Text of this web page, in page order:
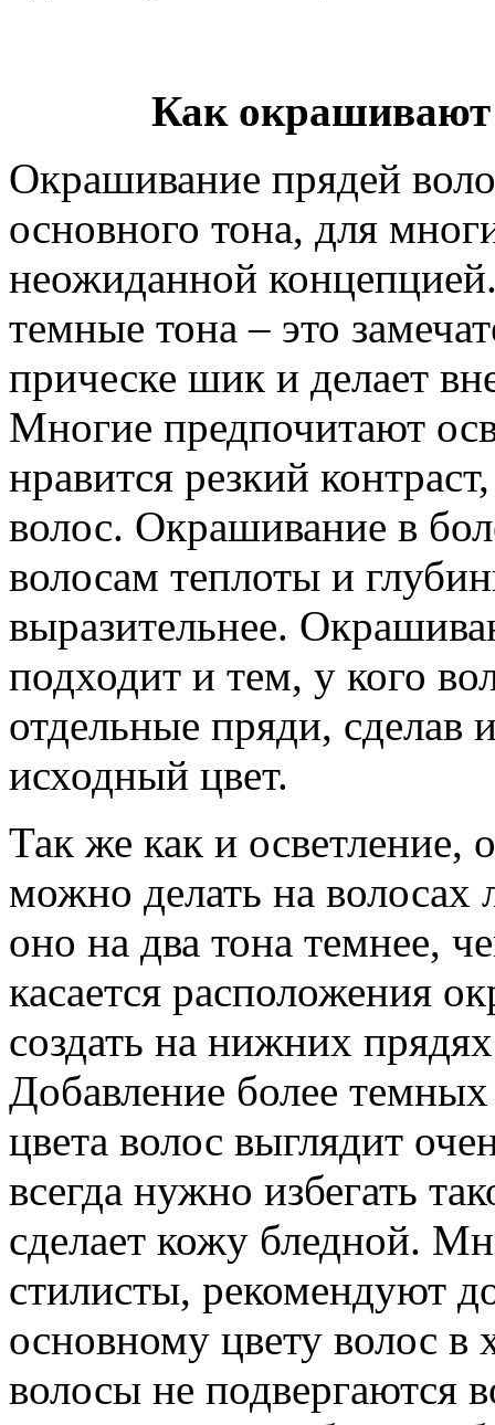
Как окрашивают
Окрашивание прядей
основного тона, для
неожиданной
темные тона – это
прическе шик и делает
Многие предпочитают
нравится резкий
волос. Окрашивание в
волосам теплоты и
выразительнее.
подходит и тем, у кого
отдельные пряди, сделав
исходный цвет.
Так же как и осветление,
можно делать на волосах
оно на два тона темнее,
касается расположения
создать на нижних
Добавление более
цвета волос выглядит
всегда нужно избегать
сделает кожу бледной.
стилисты, рекомендуют
основному цвету волос в
волосы не подвергаются